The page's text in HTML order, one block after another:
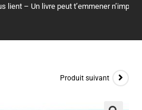
lient – Un livre peut t’emmener
Produit suivant